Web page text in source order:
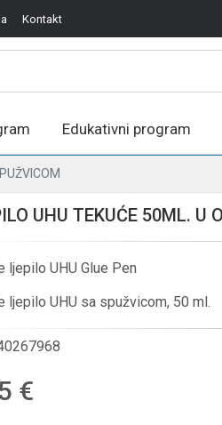
Kontakt
Edukativni program
UHU TEKUĆE 50ML. U
ljepilo UHU Glue Pen
ljepilo UHU sa spužvicom, 50 ml.
€